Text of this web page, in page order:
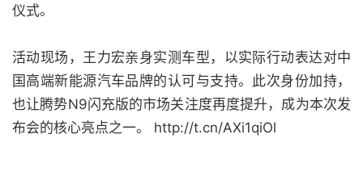
仪式。
活动现场，王力宏亲身实测车型，以实际行动表达对中
国高端新能源汽车品牌的认可与支持。此次身份加持，
也让腾势N9闪充版的市场关注度再度提升，成为本次发
布会的核心亮点之一。 http://t.cn/AXi1qiOl